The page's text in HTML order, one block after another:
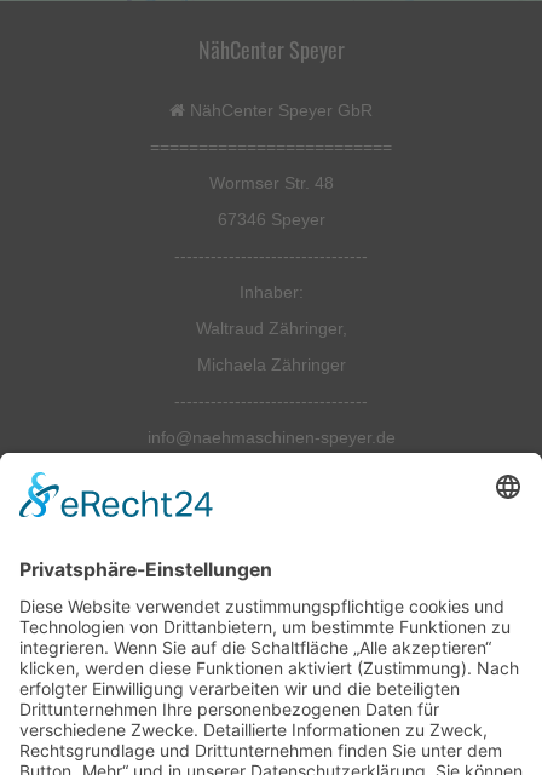
NähCenter Speyer
NähCenter Speyer GbR
=========================
Wormser Str. 48
67346 Speyer
--------------------------------
Inhaber:
Waltraud Zähringer,
Michaela Zähringer
--------------------------------
info@naehmaschinen-speyer.de
Tel.: 06232-6798990
=========================
Öffnungszeiten:
--------------------------------
Montag bis Freitag:
10.00 Uhr bis 18.00 Uhr
Samstag: